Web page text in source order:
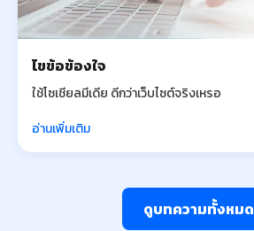
ไขข้อข้องใจ
ใช้โซเชียลมีเดีย ดีกว่าเว็บไซต์จริงเหรอ
อ่านเพิ่มเติม
ดูบทความทั้งหมด